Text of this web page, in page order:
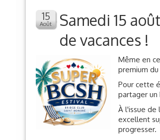
Samedi 15
de vacances !
premium
Pour cette
partager un
À l'issue de
excellent
progresser.
Joueurs de tous niveaux bienvenus.